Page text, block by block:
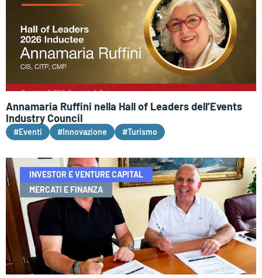
Annamaria Ruffini nella Hall of Leaders dell’Events
Industry Council
#Eventi #Innovazione #Turismo
INVESTOR E VENTURE CAPITAL
MERCATI E FINANZA